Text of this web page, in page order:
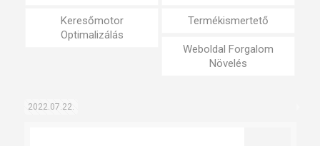
Keresőmotor
Optimalizálás
Termékismertető
Weboldal Forgalom
Növelés
2022.07.22.